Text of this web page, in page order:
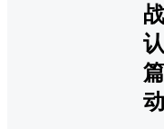
动